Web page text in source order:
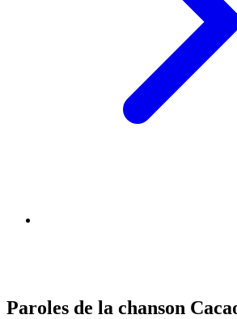
Paroles de la chanson